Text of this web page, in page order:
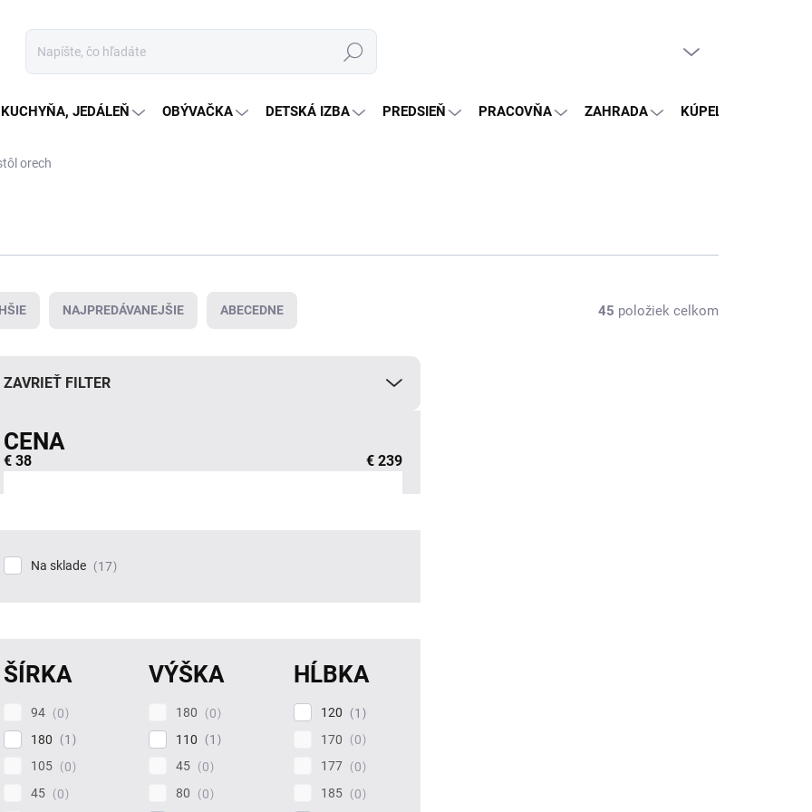
Hľadať
KUCHYŇA, JEDÁLEŇ OBÝVAČKA DETSKÁ IZBA PREDSIEŇ PRACOVŇA ZAHRADA KÚPEĽŇA
orech
NAJPREDÁVANEJŠIE ABECEDNE 45 položiek celkom
ZAVRIEŤ FILTER
CENA
€ 38 € 239
Na sklade 17
ŠÍRKA
94
0
180
1
105
0
45
0
VÝŠKA
180
0
110
1
45
0
80
0
HĹBKA
120
1
170
0
177
0
185
0